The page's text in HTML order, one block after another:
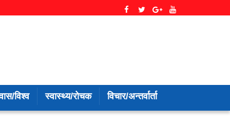
विश्व स्वास्थ्य/रोचक विचार/अन्तर्वार्ता